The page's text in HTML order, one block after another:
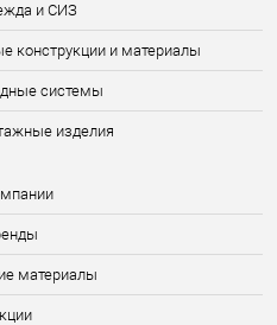
и СИЗ
конструкции и материалы
системы
изделия
материалы